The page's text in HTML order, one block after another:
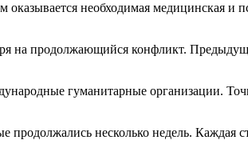
необходимая медицинская и
на продолжающийся конфликт.
гуманитарные организации.
несколько недель. Каждая